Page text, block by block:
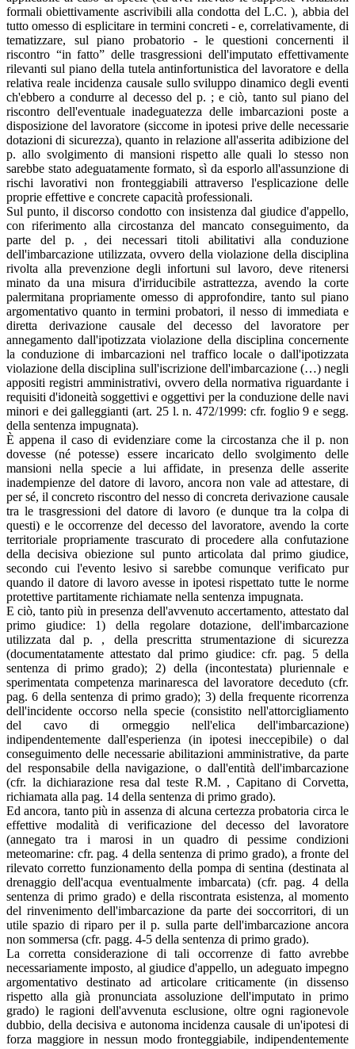
formali obiettivamente ascrivibili alla condotta del L.C. ), abbia del
tutto omesso di esplicitare in termini concreti - e, correlativamente, di
tematizzare, sul piano probatorio - le questioni concernenti il
riscontro “in fatto” delle trasgressioni dell'imputato effettivamente
rilevanti sul piano della tutela antinfortunistica del lavoratore e della
relativa reale incidenza causale sullo sviluppo dinamico degli eventi
ch'ebbero a condurre al decesso del p. ; e ciò, tanto sul piano del
riscontro dell'eventuale inadeguatezza delle imbarcazioni poste a
disposizione del lavoratore (siccome in ipotesi prive delle necessarie
dotazioni di sicurezza), quanto in relazione all'asserita adibizione del
p. allo svolgimento di mansioni rispetto alle quali lo stesso non
sarebbe stato adeguatamente formato, sì da esporlo all'assunzione di
rischi lavorativi non fronteggiabili attraverso l'esplicazione delle
proprie effettive e concrete capacità professionali.
Sul punto, il discorso condotto con insistenza dal giudice d'appello,
con riferimento alla circostanza del mancato conseguimento, da
parte del p. , dei necessari titoli abilitativi alla conduzione
dell'imbarcazione utilizzata, ovvero della violazione della disciplina
rivolta alla prevenzione degli infortuni sul lavoro, deve ritenersi
minato da una misura d'irriducibile astrattezza, avendo la corte
palermitana propriamente omesso di approfondire, tanto sul piano
argomentativo quanto in termini probatori, il nesso di immediata e
diretta derivazione causale del decesso del lavoratore per
annegamento dall'ipotizzata violazione della disciplina concernente
la conduzione di imbarcazioni nel traffico locale o dall'ipotizzata
violazione della disciplina sull'iscrizione dell'imbarcazione (…) negli
appositi registri amministrativi, ovvero della normativa riguardante i
requisiti d'idoneità soggettivi e oggettivi per la conduzione delle navi
minori e dei galleggianti (art. 25 l. n. 472/1999: cfr. foglio 9 e segg.
della sentenza impugnata).
È appena il caso di evidenziare come la circostanza che il p. non
dovesse (né potesse) essere incaricato dello svolgimento delle
mansioni nella specie a lui affidate, in presenza delle asserite
inadempienze del datore di lavoro, ancora non vale ad attestare, di
per sé, il concreto riscontro del nesso di concreta derivazione causale
tra le trasgressioni del datore di lavoro (e dunque tra la colpa di
questi) e le occorrenze del decesso del lavoratore, avendo la corte
territoriale propriamente trascurato di procedere alla confutazione
della decisiva obiezione sul punto articolata dal primo giudice,
secondo cui l'evento lesivo si sarebbe comunque verificato pur
quando il datore di lavoro avesse in ipotesi rispettato tutte le norme
protettive partitamente richiamate nella sentenza impugnata.
E ciò, tanto più in presenza dell'avvenuto accertamento, attestato dal
primo giudice: 1) della regolare dotazione, dell'imbarcazione
utilizzata dal p. , della prescritta strumentazione di sicurezza
(documentatamente attestato dal primo giudice: cfr. pag. 5 della
sentenza di primo grado); 2) della (incontestata) pluriennale e
sperimentata competenza marinaresca del lavoratore deceduto (cfr.
pag. 6 della sentenza di primo grado); 3) della frequente ricorrenza
dell'incidente occorso nella specie (consistito nell'attorcigliamento
del cavo di ormeggio nell'elica dell'imbarcazione)
indipendentemente dall'esperienza (in ipotesi ineccepibile) o dal
conseguimento delle necessarie abilitazioni amministrative, da parte
del responsabile della navigazione, o dall'entità dell'imbarcazione
(cfr. la dichiarazione resa dal teste R.M. , Capitano di Corvetta,
richiamata alla pag. 14 della sentenza di primo grado).
Ed ancora, tanto più in assenza di alcuna certezza probatoria circa le
effettive modalità di verificazione del decesso del lavoratore
(annegato tra i marosi in un quadro di pessime condizioni
meteomarine: cfr. pag. 4 della sentenza di primo grado), a fronte del
rilevato corretto funzionamento della pompa di sentina (destinata al
drenaggio dell'acqua eventualmente imbarcata) (cfr. pag. 4 della
sentenza di primo grado) e della riscontrata esistenza, al momento
del rinvenimento dell'imbarcazione da parte dei soccorritori, di un
utile spazio di riparo per il p. sulla parte dell'imbarcazione ancora
non sommersa (cfr. pagg. 4-5 della sentenza di primo grado).
La corretta considerazione di tali occorrenze di fatto avrebbe
necessariamente imposto, al giudice d'appello, un adeguato impegno
argomentativo destinato ad articolare criticamente (in dissenso
rispetto alla già pronunciata assoluzione dell'imputato in primo
grado) le ragioni dell'avvenuta esclusione, oltre ogni ragionevole
dubbio, della decisiva e autonoma incidenza causale di un'ipotesi di
forza maggiore in nessun modo fronteggiabile, indipendentemente